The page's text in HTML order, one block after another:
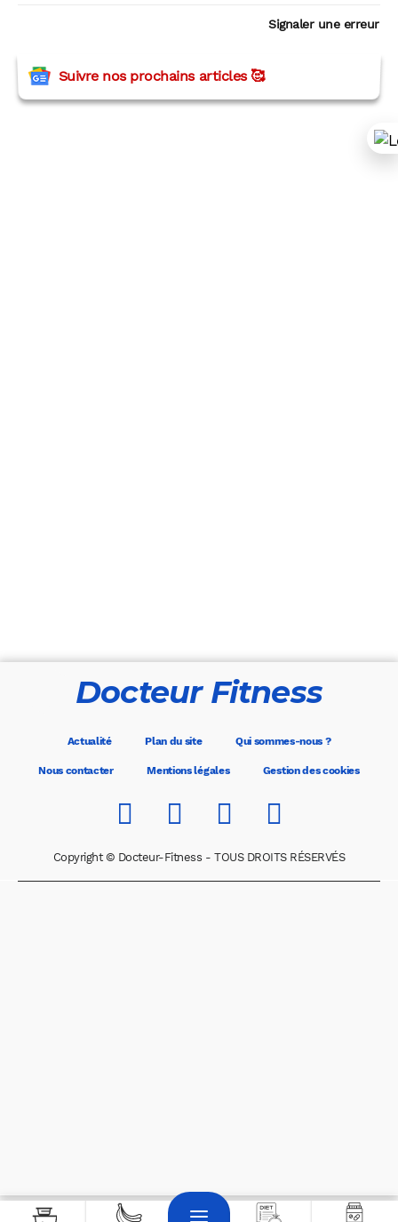
Signaler une erreur
Suivre nos prochains articles 🥰
Docteur Fitness
Actualité Plan du site Qui sommes-nous ?
Nous contacter Mentions légales Gestion des cookies
Copyright © Docteur-Fitness - TOUS DROITS RÉSERVÉS